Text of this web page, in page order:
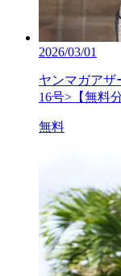
2026/03/01
ヤンマガア
16号>【無料分
無料